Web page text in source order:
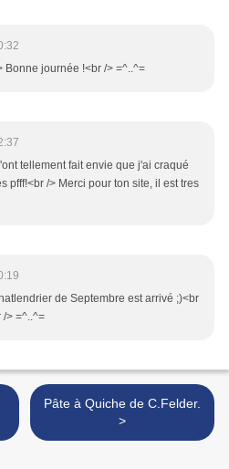
Bonne journée !<br /> =^..^=
tellement fait envie que j'ai craqué
pfff!<br /> Merci pour ton site, il est tres
de Septembre est arrivé ;)<br
/> =^..^=
Pâte à Quiche de C.Felder.
>